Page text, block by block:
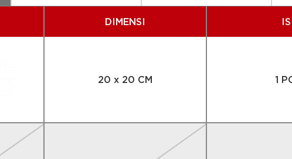
DIMENSI
20 x 20 CM 1